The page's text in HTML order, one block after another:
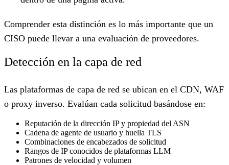
Comprender esta distinción es lo más importante que un
CISO puede llevar a una evaluación de proveedores.
Detección en la capa de red
Las plataformas de capa de red se ubican en el CDN, WAF
o proxy inverso. Evalúan cada solicitud basándose en:
Reputación de la dirección IP y propiedad del ASN
Cadena de agente de usuario y huella TLS
Combinaciones de encabezados de solicitud
Rangos de IP conocidos de plataformas LLM
Patrones de velocidad y volumen